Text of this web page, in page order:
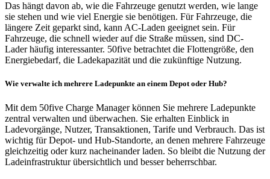
Das hängt davon ab, wie die Fahrzeuge genutzt werden, wie lange
sie stehen und wie viel Energie sie benötigen. Für Fahrzeuge, die
längere Zeit geparkt sind, kann AC-Laden geeignet sein. Für
Fahrzeuge, die schnell wieder auf die Straße müssen, sind DC-
Lader häufig interessanter. 50five betrachtet die Flottengröße, den
Energiebedarf, die Ladekapazität und die zukünftige Nutzung.
Wie verwalte ich mehrere Ladepunkte an einem Depot oder Hub?
Mit dem 50five Charge Manager können Sie mehrere Ladepunkte
zentral verwalten und überwachen. Sie erhalten Einblick in
Ladevorgänge, Nutzer, Transaktionen, Tarife und Verbrauch. Das ist
wichtig für Depot- und Hub-Standorte, an denen mehrere Fahrzeuge
gleichzeitig oder kurz nacheinander laden. So bleibt die Nutzung der
Ladeinfrastruktur übersichtlich und besser beherrschbar.